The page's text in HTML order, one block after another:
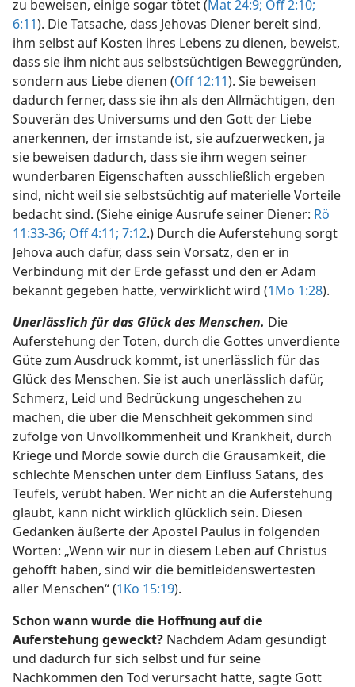
zu beweisen, einige sogar tötet (Mat 24:9; Off 2:10;
6:11). Die Tatsache, dass Jehovas Diener bereit sind,
ihm selbst auf Kosten ihres Lebens zu dienen, beweist,
dass sie ihm nicht aus selbstsüchtigen Beweggründen,
sondern aus Liebe dienen (Off 12:11). Sie beweisen
dadurch ferner, dass sie ihn als den Allmächtigen, den
Souverän des Universums und den Gott der Liebe
anerkennen, der imstande ist, sie aufzuerwecken, ja
sie beweisen dadurch, dass sie ihm wegen seiner
wunderbaren Eigenschaften ausschließlich ergeben
sind, nicht weil sie selbstsüchtig auf materielle Vorteile
bedacht sind. (Siehe einige Ausrufe seiner Diener: Rö
11:33-36; Off 4:11; 7:12.) Durch die Auferstehung sorgt
Jehova auch dafür, dass sein Vorsatz, den er in
Verbindung mit der Erde gefasst und den er Adam
bekannt gegeben hatte, verwirklicht wird (1Mo 1:28).
Unerlässlich für das Glück des Menschen. Die
Auferstehung der Toten, durch die Gottes unverdiente
Güte zum Ausdruck kommt, ist unerlässlich für das
Glück des Menschen. Sie ist auch unerlässlich dafür,
Schmerz, Leid und Bedrückung ungeschehen zu
machen, die über die Menschheit gekommen sind
zufolge von Unvollkommenheit und Krankheit, durch
Kriege und Morde sowie durch die Grausamkeit, die
schlechte Menschen unter dem Einfluss Satans, des
Teufels, verübt haben. Wer nicht an die Auferstehung
glaubt, kann nicht wirklich glücklich sein. Diesen
Gedanken äußerte der Apostel Paulus in folgenden
Worten: „Wenn wir nur in diesem Leben auf Christus
gehofft haben, sind wir die bemitleidenswertesten
aller Menschen“ (1Ko 15:19).
Schon wann wurde die Hoffnung auf die
Auferstehung geweckt? Nachdem Adam gesündigt
und dadurch für sich selbst und für seine
Nachkommen den Tod verursacht hatte, sagte Gott